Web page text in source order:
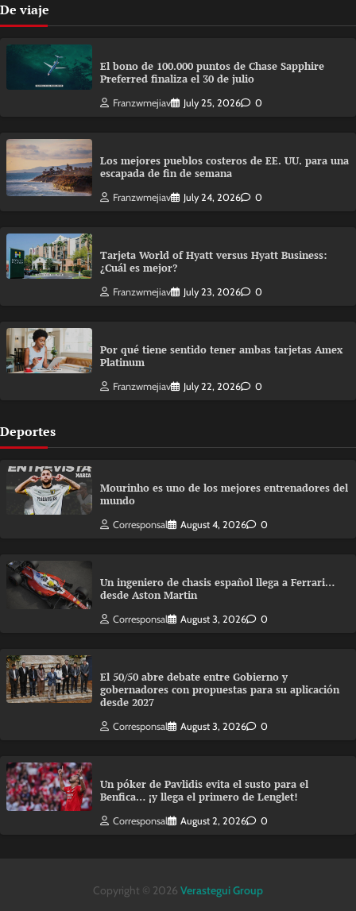
De viaje
El bono de 100.000 puntos de Chase Sapphire
Preferred finaliza el 30 de julio
Franzwmejiav July 25, 2026 0
Los mejores pueblos costeros de EE. UU. para una
escapada de fin de semana
Franzwmejiav July 24, 2026 0
Tarjeta World of Hyatt versus Hyatt Business:
¿Cuál es mejor?
Franzwmejiav July 23, 2026 0
Por qué tiene sentido tener ambas tarjetas Amex
Platinum
Franzwmejiav July 22, 2026 0
Deportes
Mourinho es uno de los mejores entrenadores del
mundo
Corresponsal August 4, 2026 0
Un ingeniero de chasis español llega a Ferrari…
desde Aston Martin
Corresponsal August 3, 2026 0
El 50/50 abre debate entre Gobierno y
gobernadores con propuestas para su aplicación
desde 2027
Corresponsal August 3, 2026 0
Un póker de Pavlidis evita el susto para el
Benfica… ¡y llega el primero de Lenglet!
Corresponsal August 2, 2026 0
Copyright © 2026 Verastegui Group